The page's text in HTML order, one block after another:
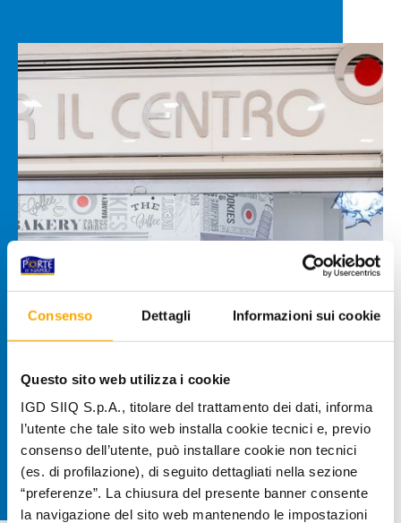
Consenso Dettagli Informazioni sui cookie
Questo sito web utilizza i cookie
IGD SIIQ S.p.A., titolare del trattamento dei dati, informa
l’utente che tale sito web installa cookie tecnici e, previo
consenso dell’utente, può installare cookie non tecnici
(es. di profilazione), di seguito dettagliati nella sezione
“preferenze”. La chiusura del presente banner consente
la navigazione del sito web mantenendo le impostazioni